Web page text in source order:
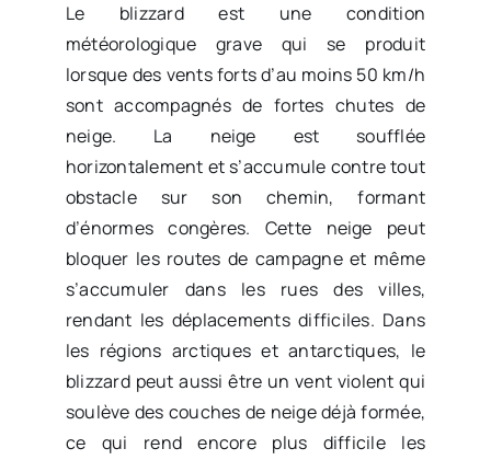
Le blizzard est une condition
météorologique grave qui se produit
lorsque des vents forts d’au moins 50 km/h
sont accompagnés de fortes chutes de
neige. La neige est soufflée
horizontalement et s’accumule contre tout
obstacle sur son chemin, formant
d’énormes congères. Cette neige peut
bloquer les routes de campagne et même
s’accumuler dans les rues des villes,
rendant les déplacements difficiles. Dans
les régions arctiques et antarctiques, le
blizzard peut aussi être un vent violent qui
soulève des couches de neige déjà formée,
ce qui rend encore plus difficile les